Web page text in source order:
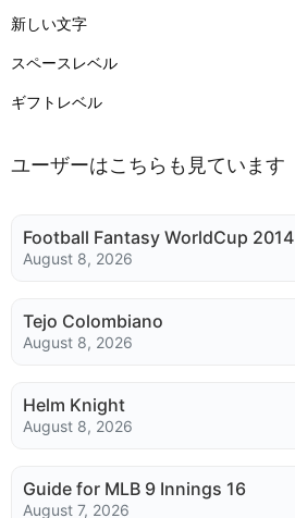
新しい文字
スペースレベル
ギフトレベル
ユーザーはこちらも見ています
Football Fantasy WorldCup 2014
August 8, 2026
Tejo Colombiano
August 8, 2026
Helm Knight
August 8, 2026
Guide for MLB 9 Innings 16
August 7, 2026